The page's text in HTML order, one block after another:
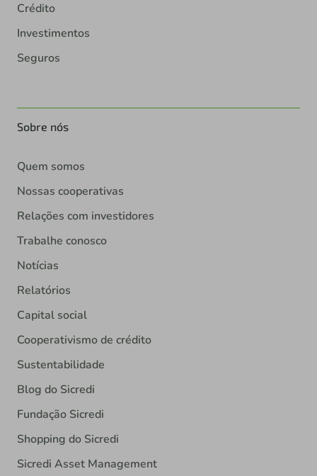
Crédito
Investimentos
Seguros
Sobre nós
Quem somos
Nossas cooperativas
Relações com investidores
Trabalhe conosco
Notícias
Relatórios
Capital social
Cooperativismo de crédito
Sustentabilidade
Blog do Sicredi
Fundação Sicredi
Shopping do Sicredi
Sicredi Asset Management